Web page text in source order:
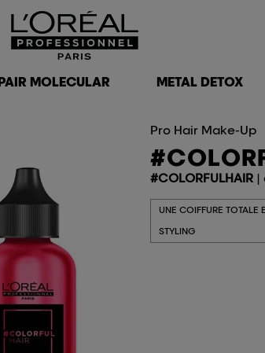
MOLECULAR METAL DETOX
Pro Hair Make-Up
#COLORFULHAIR |
UNE COIFFURE TOTALE
STYLING